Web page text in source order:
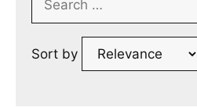
Sort by